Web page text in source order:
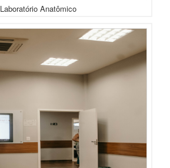
Laboratório Anatômico